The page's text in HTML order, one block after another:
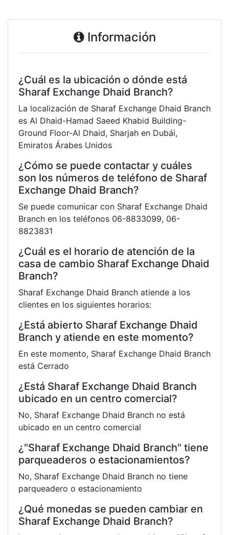
Información
¿Cuál es la ubicación o dónde está
Sharaf Exchange Dhaid Branch?
La localización de Sharaf Exchange Dhaid Branch
es Al Dhaid-Hamad Saeed Khabid Building-
Ground Floor-Al Dhaid, Sharjah en Dubái,
Emiratos Árabes Unidos
¿Cómo se puede contactar y cuáles
son los números de teléfono de Sharaf
Exchange Dhaid Branch?
Se puede comunicar con Sharaf Exchange Dhaid
Branch en los teléfonos 06-8833099, 06-
8823831
¿Cuál es el horario de atención de la
casa de cambio Sharaf Exchange Dhaid
Branch?
Sharaf Exchange Dhaid Branch atiende a los
clientes en los siguientes horarios:
¿Está abierto Sharaf Exchange Dhaid
Branch y atiende en este momento?
En este momento, Sharaf Exchange Dhaid Branch
está Cerrado
¿Está Sharaf Exchange Dhaid Branch
ubicado en un centro comercial?
No, Sharaf Exchange Dhaid Branch no está
ubicado en un centro comercial
¿"Sharaf Exchange Dhaid Branch" tiene
parqueaderos o estacionamientos?
No, Sharaf Exchange Dhaid Branch no tiene
parqueadero o estacionamiento
¿Qué monedas se pueden cambiar en
Sharaf Exchange Dhaid Branch?